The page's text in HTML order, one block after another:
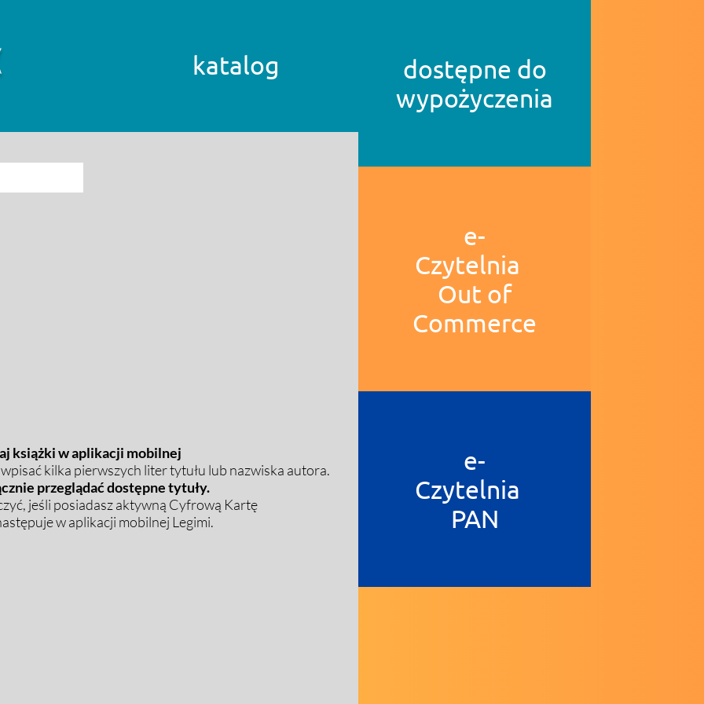
katalog
książki w aplikacji mobilnej
kilka pierwszych liter tytułu lub nazwiska autora.
przeglądać dostępne tytuły.
jeśli posiadasz aktywną Cyfrową Kartę
w aplikacji mobilnej Legimi.
dostępne do
wypożyczenia
e-
Czytelnia
Out of
Commerce
e-
Czytelnia
PAN